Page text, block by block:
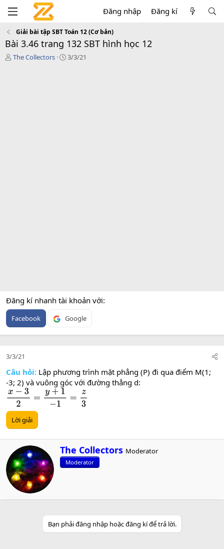
Đăng nhập Đăng kí
Giải bài tập SBT Toán 12 (Cơ bản)
Bài 3.46 trang 132 SBT hình học 12
T
The Collectors
C
3/3/21
Đăng kí nhanh tài khoản với
Facebook Google
3/3/21
Câu hỏi: Lập phương trình mặt phẳng (P) đi qua điểm M(1;
-3; 2) và vuông góc với đường thẳng d:
x−32=y +1 −1=z3
Lời giải
W
r
i
n
The Collectors Moderator
Moderator
Bạn phải đăng nhập hoặc đăng kí để trả lời.